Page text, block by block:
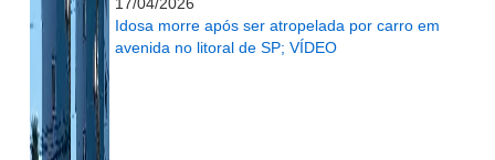
17/04/2026
Idosa morre após ser atropelada por carro em
avenida no litoral de SP; VÍDEO